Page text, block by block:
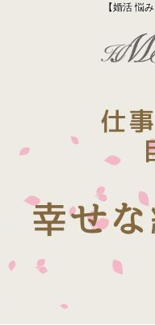
【婚活 悩